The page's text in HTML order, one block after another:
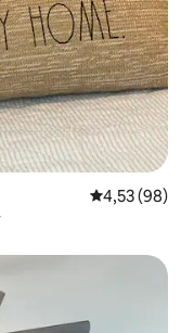
4,53 de uma
4,53 (98)